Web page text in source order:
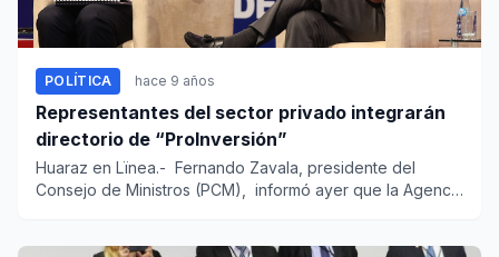
POLÍTICA hace 9 años
Representantes del sector privado integrarán
directorio de “ProInversión”
Huaraz en Lïnea.- Fernando Zavala, presidente del
Consejo de Ministros (PCM), informó ayer que la Agencia